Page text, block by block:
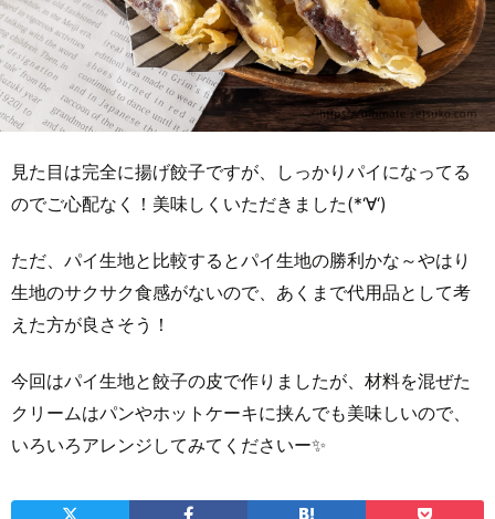
見た目は完全に揚げ餃子ですが、しっかりパイになってる
のでご心配なく！美味しくいただきました(*‘∀‘)
ただ、パイ生地と比較するとパイ生地の勝利かな～やはり
生地のサクサク食感がないので、あくまで代用品として考
えた方が良さそう！
今回はパイ生地と餃子の皮で作りましたが、材料を混ぜた
クリームはパンやホットケーキに挟んでも美味しいので、
いろいろアレンジしてみてくださいー✨